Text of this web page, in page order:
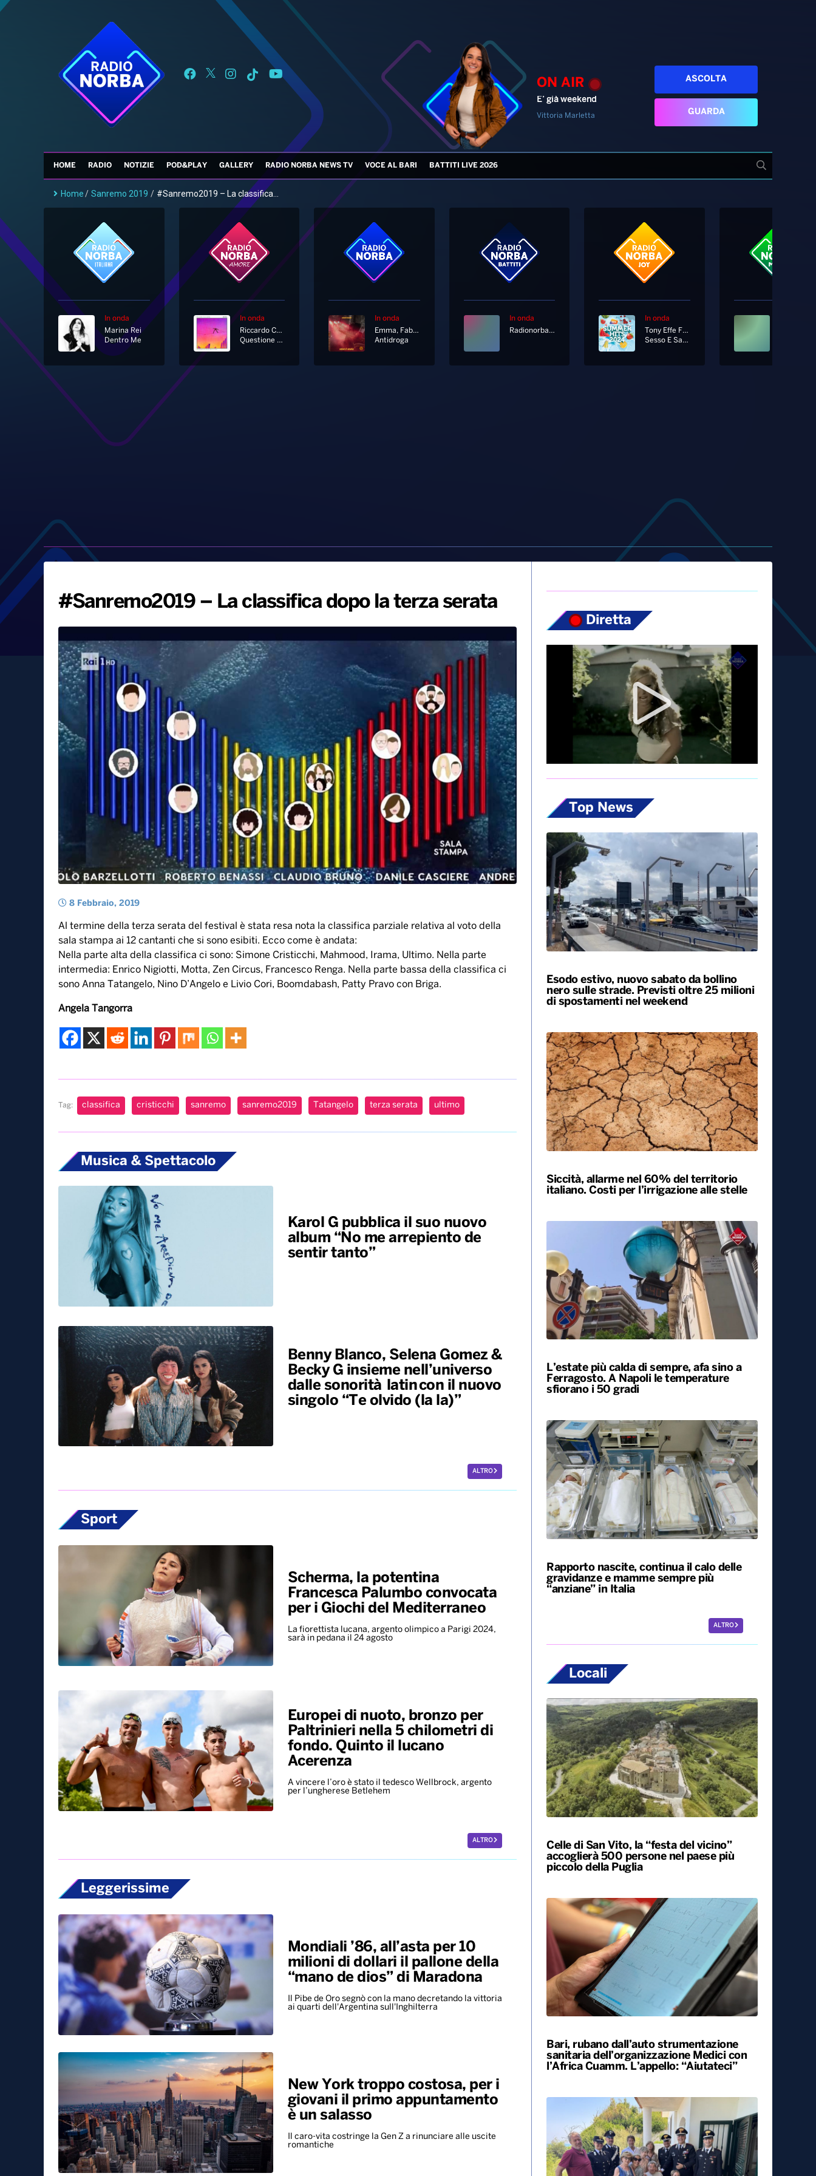
ON AIR
E’ già weekend
Vittoria Marletta
ASCOLTA
GUARDA
HOME RADIO NOTIZIE POD&PLAY GALLERY RADIO NORBA NEWS TV VOCE AL BARI BATTITI LIVE 2026
Home/ Sanremo 2019 / #Sanremo2019 – La classifica...
In onda
Marina Rei
Dentro Me
In onda
Riccardo Cocciante
Questione Di Feeling
In onda
Emma, Fabri Fibra
Antidroga
In onda
Radionorba News
In onda
Tony Effe Ft. Gaia
Sesso E Samba
#Sanremo2019 – La classifica dopo la terza serata
8 Febbraio, 2019
Al termine della terza serata del festival è stata resa nota la classifica parziale relativa al voto della
sala stampa ai 12 cantanti che si sono esibiti. Ecco come è andata:
Nella parte alta della classifica ci sono: Simone Cristicchi, Mahmood, Irama, Ultimo. Nella parte
intermedia: Enrico Nigiotti, Motta, Zen Circus, Francesco Renga. Nella parte bassa della classifica ci
sono Anna Tatangelo, Nino D’Angelo e Livio Cori, Boomdabash, Patty Pravo con Briga.
Angela Tangorra
Tag: classifica cristicchi sanremo sanremo2019 Tatangelo terza serata ultimo
Musica & Spettacolo
Karol G pubblica il suo nuovo
album “No me arrepiento de
sentir tanto”
Benny Blanco, Selena Gomez &
Becky G insieme nell’universo
dalle sonorità latin con il nuovo
singolo “Te olvido (la la)”
ALTRO
Sport
Scherma, la potentina
Francesca Palumbo convocata
per i Giochi del Mediterraneo
La fiorettista lucana, argento olimpico a Parigi 2024,
sarà in pedana il 24 agosto
Europei di nuoto, bronzo per
Paltrinieri nella 5 chilometri di
fondo. Quinto il lucano
Acerenza
A vincere l’oro è stato il tedesco Wellbrock, argento
per l’ungherese Betlehem
ALTRO
Leggerissime
Mondiali ’86, all’asta per 10
milioni di dollari il pallone della
“mano de dios” di Maradona
Il Pibe de Oro segnò con la mano decretando la vittoria
ai quarti dell'Argentina sull'Inghilterra
New York troppo costosa, per i
giovani il primo appuntamento
è un salasso
Il caro-vita costringe la Gen Z a rinunciare alle uscite
romantiche
Diretta
Top News
Esodo estivo, nuovo sabato da bollino
nero sulle strade. Previsti oltre 25 milioni
di spostamenti nel weekend
Siccità, allarme nel 60% del territorio
italiano. Costi per l’irrigazione alle stelle
L’estate più calda di sempre, afa sino a
Ferragosto. A Napoli le temperature
sfiorano i 50 gradi
Rapporto nascite, continua il calo delle
gravidanze e mamme sempre più
“anziane” in Italia
ALTRO
Locali
Celle di San Vito, la “festa del vicino”
accoglierà 500 persone nel paese più
piccolo della Puglia
Bari, rubano dall’auto strumentazione
sanitaria dell’organizzazione Medici con
l’Africa Cuamm. L’appello: “Aiutateci”